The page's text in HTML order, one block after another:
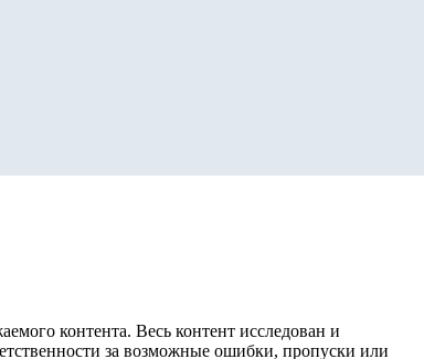
контента. Весь контент исследован и
за возможные ошибки, пропуски или